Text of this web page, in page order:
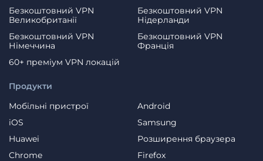
Продукти
Мобільні пристрої
Android
iOS
Samsung
Huawei
Розширення браузера
Chrome
Firefox
Безкоштовний VPN
Великобританії
Безкоштовний VPN
Нідерланди
Безкоштовний VPN
Німеччина
Безкоштовний VPN
Франція
60+ преміум VPN локацій